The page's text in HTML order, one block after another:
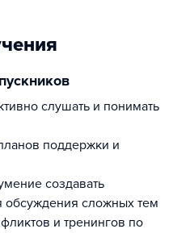
поддержки и
создавать
обсуждения сложных тем
и тренингов по